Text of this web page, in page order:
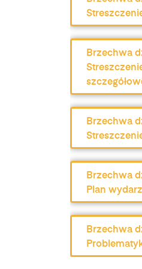
Brzechwa
Brzechwa
Brzechwa
Plan
Brzechwa